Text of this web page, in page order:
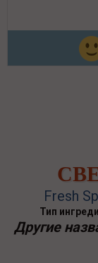
Fresh
Тип
Другие